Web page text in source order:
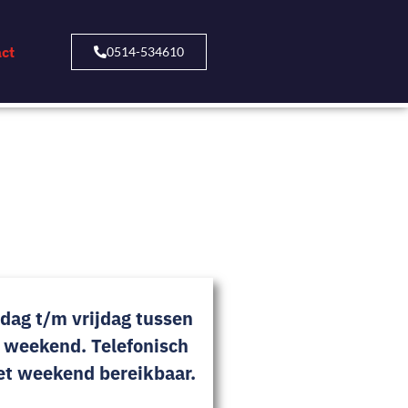
0514-534610
t/m vrijdag tussen
Telefonisch
weekend bereikbaar.